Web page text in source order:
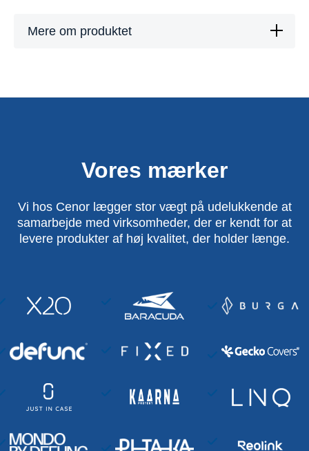
Mere om produktet
Vores mærker
Vi hos Cenor lægger stor vægt på udelukkende at
samarbejde med virksomheder, der er kendt for at
levere produkter af høj kvalitet, der holder længe.